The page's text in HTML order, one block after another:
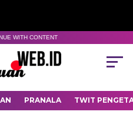
WITH CONTENT
PRANALA TWIT